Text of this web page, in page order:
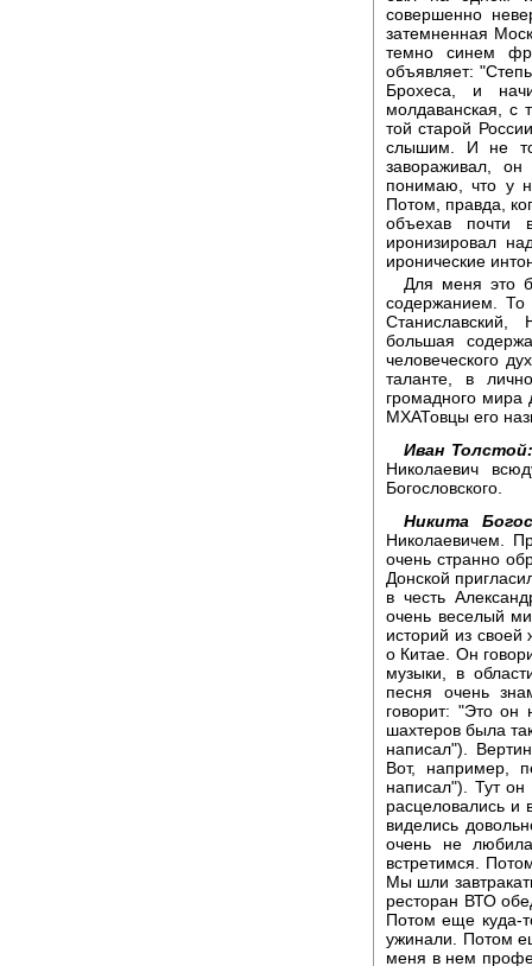
совершенно
затемненная
темно синем
объявляет:
Брохеса, и
молдаванская, с
той старой
слышим. И не
завораживал,
понимаю, что у
Потом, правда,
объехав почти
иронизировал
иронические
Для меня это
содержанием. То
большая
человеческого
таланте, в
громадного мира
МХАТовцы его
Иван Толстой:
Николаевич
Богословского.
Никита
Николаевичем.
очень странно
Донской
в честь
очень веселый
историй из своей
о Китае. Он
музыки, в
песня очень
говорит: "Это
шахтеров была
написал").
Вот, например,
написал"). Тут
расцеловались
виделись
очень не
встретимся.
Мы шли
ресторан ВТО
Потом еще куда-
ужинали. Потом
меня в нем